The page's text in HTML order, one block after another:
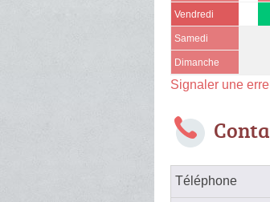
Vendredi
Samedi
Dimanche
Signaler une
Téléphone